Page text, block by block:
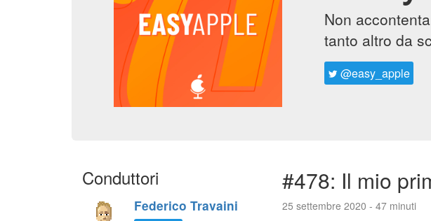
Non
tanto altro da
@easy_apple
Conduttori
Federico Travaini
#478: Il mio
25 settembre 2020 - 47 minuti